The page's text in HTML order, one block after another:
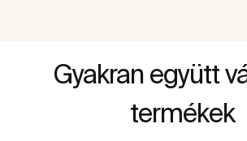
Gyakran együtt
termékek